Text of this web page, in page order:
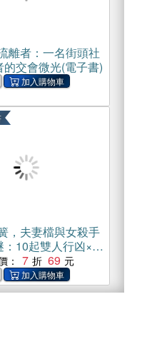
離者：一名街頭社
交會微光(電子書)
，夫妻檔與女殺手
：10起雙人行凶×7
×2樁未解懸案，從
到歸屬感，支撐她
的不歸路【純有
： 7 69